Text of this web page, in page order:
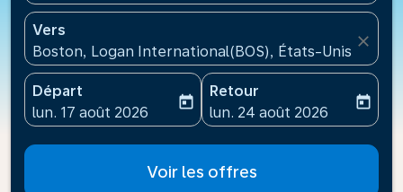
Vers
Boston, Logan International(BOS), États-Unis
close
Départ
fc-booking-departure-date-aria-label
lun. 17 août 2026
today
Retour
fc-booking-return-date-
lun. 24 août 2026
today
Voir les offres